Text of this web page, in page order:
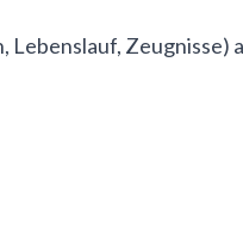
Zeugnisse)